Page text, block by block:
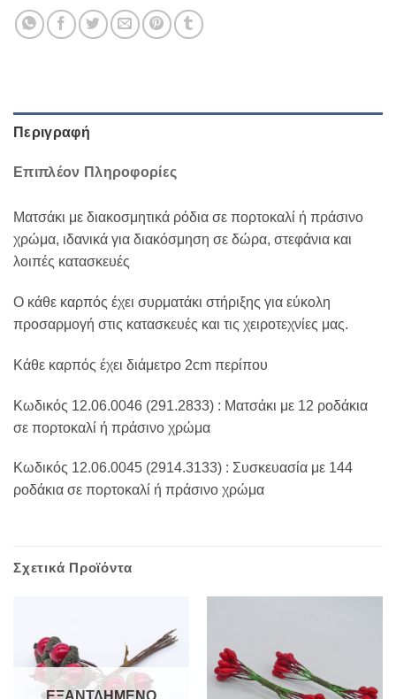
Περιγραφή
Επιπλέον Πληροφορίες
Ματσάκι με διακοσμητικά ρόδια σε πορτοκαλί ή πράσινο
χρώμα, ιδανικά για διακόσμηση σε δώρα, στεφάνια και
λοιπές κατασκευές
Ο κάθε καρπός έχει συρματάκι στήριξης για εύκολη
προσαρμογή στις κατασκευές και τις χειροτεχνίες μας.
Κάθε καρπός έχει διάμετρο 2cm περίπου
Κωδικός 12.06.0046 (291.2833) : Ματσάκι με 12 ροδάκια
σε πορτοκαλί ή πράσινο χρώμα
Κωδικός 12.06.0045 (2914.3133) : Συσκευασία με 144
ροδάκια σε πορτοκαλί ή πράσινο χρώμα
Σχετικά Προϊόντα
ΕΞΑΝΤΛΗΜΈΝΟ